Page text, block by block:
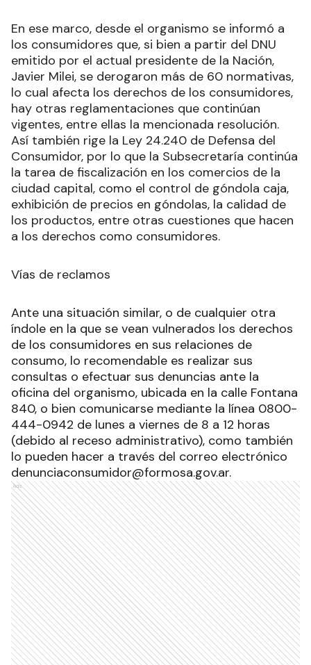
En ese marco, desde el organismo se informó a
los consumidores que, si bien a partir del DNU
emitido por el actual presidente de la Nación,
Javier Milei, se derogaron más de 60 normativas,
lo cual afecta los derechos de los consumidores,
hay otras reglamentaciones que continúan
vigentes, entre ellas la mencionada resolución.
Así también rige la Ley 24.240 de Defensa del
Consumidor, por lo que la Subsecretaría continúa
la tarea de fiscalización en los comercios de la
ciudad capital, como el control de góndola caja,
exhibición de precios en góndolas, la calidad de
los productos, entre otras cuestiones que hacen
a los derechos como consumidores.
Vías de reclamos
Ante una situación similar, o de cualquier otra
índole en la que se vean vulnerados los derechos
de los consumidores en sus relaciones de
consumo, lo recomendable es realizar sus
consultas o efectuar sus denuncias ante la
oficina del organismo, ubicada en la calle Fontana
840, o bien comunicarse mediante la línea 0800-
444-0942 de lunes a viernes de 8 a 12 horas
(debido al receso administrativo), como también
lo pueden hacer a través del correo electrónico
denunciaconsumidor@formosa.gov.ar.
Ads